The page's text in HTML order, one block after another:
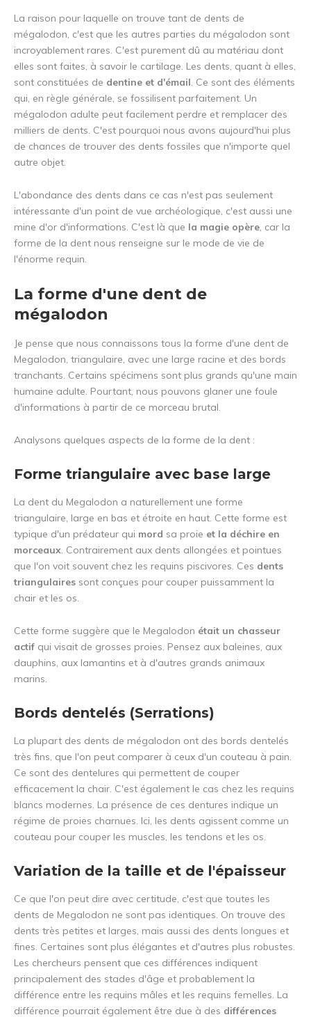
La raison pour laquelle on trouve tant de dents de
mégalodon, c'est que les autres parties du mégalodon sont
incroyablement rares. C'est purement dû au matériau dont
elles sont faites, à savoir le cartilage. Les dents, quant à elles,
sont constituées de dentine et d'émail. Ce sont des éléments
qui, en règle générale, se fossilisent parfaitement. Un
mégalodon adulte peut facilement perdre et remplacer des
milliers de dents. C'est pourquoi nous avons aujourd'hui plus
de chances de trouver des dents fossiles que n'importe quel
autre objet.
L'abondance des dents dans ce cas n'est pas seulement
intéressante d'un point de vue archéologique, c'est aussi une
mine d'or d'informations. C'est là que la magie opère, car la
forme de la dent nous renseigne sur le mode de vie de
l'énorme requin.
La forme d'une dent de
mégalodon
Je pense que nous connaissons tous la forme d'une dent de
Megalodon, triangulaire, avec une large racine et des bords
tranchants. Certains spécimens sont plus grands qu'une main
humaine adulte. Pourtant, nous pouvons glaner une foule
d'informations à partir de ce morceau brutal.
Analysons quelques aspects de la forme de la dent :
Forme triangulaire avec base large
La dent du Megalodon a naturellement une forme
triangulaire, large en bas et étroite en haut. Cette forme est
typique d'un prédateur qui mord sa proie et la déchire en
morceaux. Contrairement aux dents allongées et pointues
que l'on voit souvent chez les requins piscivores. Ces dents
triangulaires sont conçues pour couper puissamment la
chair et les os.
Cette forme suggère que le Megalodon était un chasseur
actif qui visait de grosses proies. Pensez aux baleines, aux
dauphins, aux lamantins et à d'autres grands animaux
marins.
Bords dentelés (Serrations)
La plupart des dents de mégalodon ont des bords dentelés
très fins, que l'on peut comparer à ceux d'un couteau à pain.
Ce sont des dentelures qui permettent de couper
efficacement la chair. C'est également le cas chez les requins
blancs modernes. La présence de ces dentures indique un
régime de proies charnues. Ici, les dents agissent comme un
couteau pour couper les muscles, les tendons et les os.
Variation de la taille et de l'épaisseur
Ce que l'on peut dire avec certitude, c'est que toutes les
dents de Megalodon ne sont pas identiques. On trouve des
dents très petites et larges, mais aussi des dents longues et
fines. Certaines sont plus élégantes et d'autres plus robustes.
Les chercheurs pensent que ces différences indiquent
principalement des stades d'âge et probablement la
différence entre les requins mâles et les requins femelles. La
différence pourrait également être due à des différences